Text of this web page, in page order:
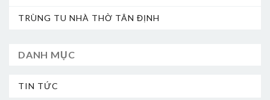
TRÙNG TU NHÀ THỜ TÂN ĐỊNH
DANH MỤC
TIN TỨC